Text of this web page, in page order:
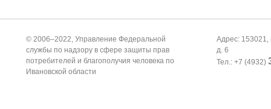
© 2006–2022, Управление Федеральной
службы по надзору в сфере защиты прав
потребителей и благополучия человека по
Ивановской области
Адрес: 153021,
д. 6
Тел.: +7 (4932)